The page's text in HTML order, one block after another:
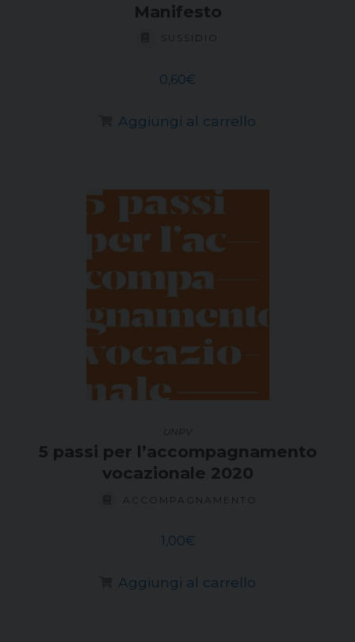
Manifesto
SUSSIDIO
0,60€
Aggiungi al carrello
UNPV
5 passi per l’accompagnamento
vocazionale 2020
ACCOMPAGNAMENTO
1,00€
Aggiungi al carrello